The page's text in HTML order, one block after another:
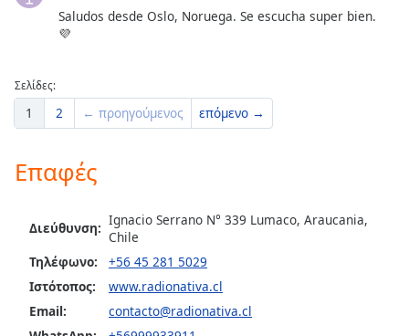
Background
Color
Edge
Style
Saludos desde Oslo, Noruega. Se escucha super bien.
💜
Σελίδες:
1 2 ← προηγούμενος επόμενο →
Επαφές
Διεύθυνση: Ignacio Serrano N° 339 Lumaco, Araucania,
Chile
Τηλέφωνο:
+56 45 281 5029
Ιστότοπος:
www.radionativa.cl
Email:
contacto@radionativa.cl